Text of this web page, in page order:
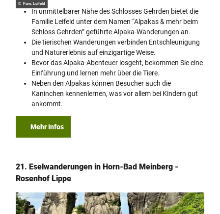
© Fam. Leifeld
In unmittelbarer Nähe des Schlosses Gehrden bietet die
Familie Leifeld unter dem Namen “Alpakas & mehr beim
Schloss Gehrden” geführte Alpaka-Wanderungen an.
Die tierischen Wanderungen verbinden Entschleunigung
und Naturerlebnis auf einzigartige Weise.
Bevor das Alpaka-Abenteuer losgeht, bekommen Sie eine
Einführung und lernen mehr über die Tiere.
Neben den Alpakas können Besucher auch die
Kaninchen kennenlernen, was vor allem bei Kindern gut
ankommt.
Mehr Infos
21. Eselwanderungen in Horn-Bad Meinberg -
Rosenhof Lippe